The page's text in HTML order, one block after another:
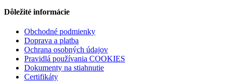
Dôležité informácie
Obchodné podmienky
Doprava a platba
Ochrana osobných údajov
Pravidlá používania COOKIES
Dokumenty na stiahnutie
Certifikáty